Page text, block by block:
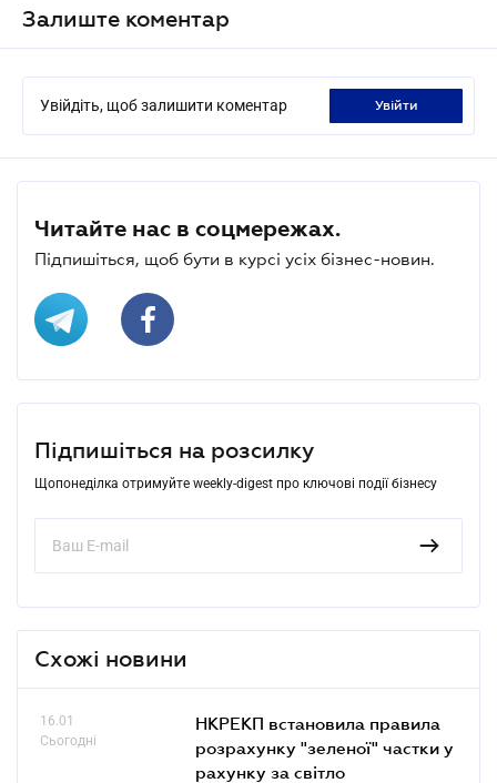
Залиште коментар
Увійдіть, щоб залишити коментар увійти
Читайте нас в соцмережах.
Підпишіться, щоб бути в курсі усіх бізнес-новин.
Підпишіться на розсилку
Щопонеділка отримуйте weekly-digest про ключові події бізнесу
Схожі новини
16.01
Сьогодні
НКРЕКП встановила правила
розрахунку "зеленої" частки у
рахунку за світло